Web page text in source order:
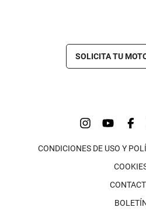
SOLICITA TU
CONDICIONES DE USO Y